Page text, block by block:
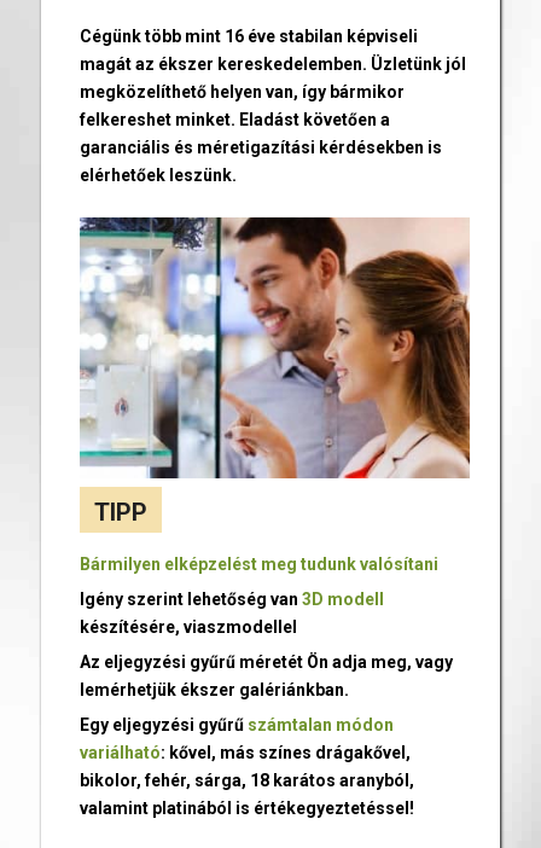
Cégünk több mint 16 éve stabilan képviseli
magát az ékszer kereskedelemben. Üzletünk jól
megközelíthető helyen van, így bármikor
felkereshet minket. Eladást követően a
garanciális és méretigazítási kérdésekben is
elérhetőek leszünk.
TIPP
Bármilyen elképzelést meg tudunk valósítani
Igény szerint lehetőség van 3D modell
készítésére, viaszmodellel
Az eljegyzési gyűrű méretét Ön adja meg, vagy
lemérhetjük ékszer galériánkban.
Egy eljegyzési gyűrű számtalan módon
variálható: kővel, más színes drágakővel,
bikolor, fehér, sárga, 18 karátos aranyból,
valamint platinából is értékegyeztetéssel!